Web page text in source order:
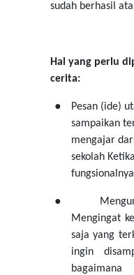
sudah berhasil
Hal yang perlu
cerita:
●
Pesan (ide)
sampaikan
mengajar
sekolah
●
Mengingat
saja yang
ingin